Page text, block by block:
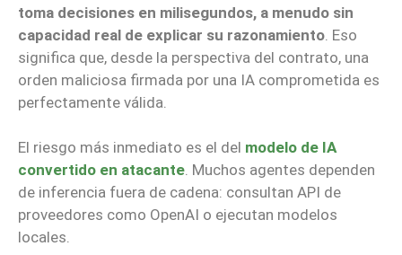
toma decisiones en milisegundos, a menudo sin
capacidad real de explicar su razonamiento . Eso
significa que, desde la perspectiva del contrato, una
orden maliciosa firmada por una IA comprometida es
perfectamente válida.
El riesgo más inmediato es el del modelo de IA
convertido en atacante. Muchos agentes dependen
de inferencia fuera de cadena: consultan API de
proveedores como OpenAI o ejecutan modelos
locales.